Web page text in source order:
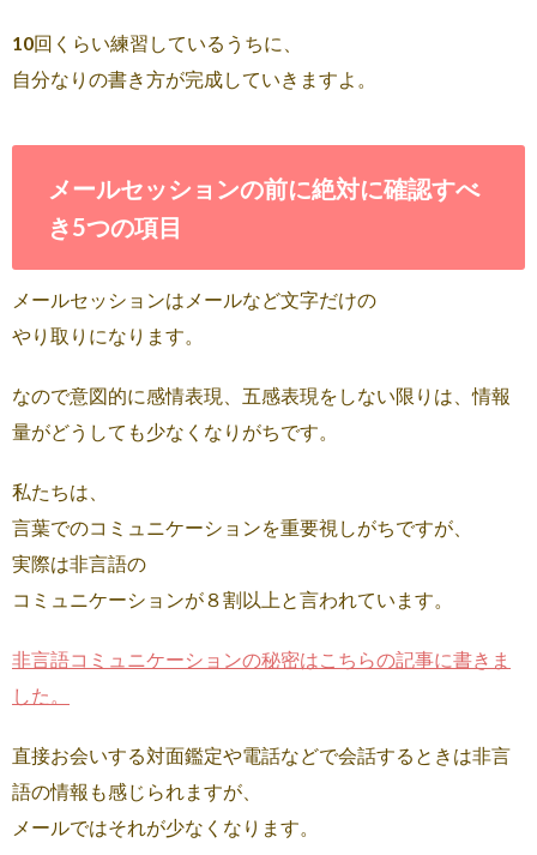
10回くらい練習しているうちに、
自分なりの書き方が完成していきますよ。
メールセッションの前に絶対に確認すべ
き5つの項目
メールセッションはメールなど文字だけの
やり取りになります。
なので意図的に感情表現、五感表現をしない限りは、情報
量がどうしても少なくなりがちです。
私たちは、
言葉でのコミュニケーションを重要視しがちですが、
実際は非言語の
コミュニケーションが８割以上と言われています。
非言語コミュニケーションの秘密はこちらの記事に書きま
した。
直接お会いする対面鑑定や電話などで会話するときは非言
語の情報も感じられますが、
メールではそれが少なくなります。